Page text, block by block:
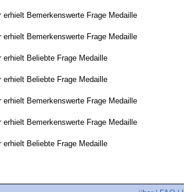
erhielt Bemerkenswerte Frage Medaille
erhielt Bemerkenswerte Frage Medaille
erhielt Beliebte Frage Medaille
erhielt Beliebte Frage Medaille
erhielt Bemerkenswerte Frage Medaille
erhielt Bemerkenswerte Frage Medaille
erhielt Beliebte Frage Medaille